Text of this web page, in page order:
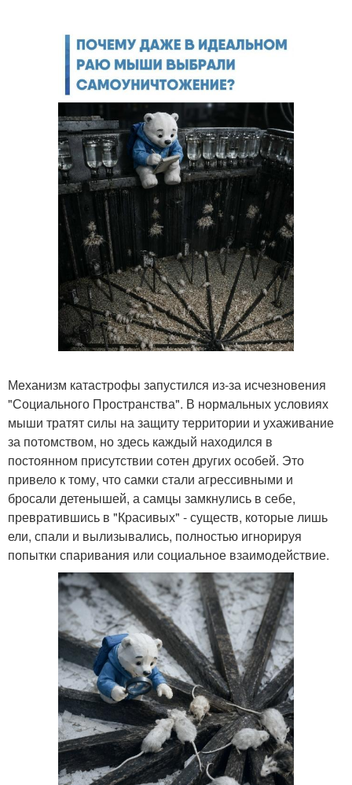
Механизм катастрофы запустился из-за исчезновения
"Социального Пространства". В нормальных условиях
мыши тратят силы на защиту территории и ухаживание
за потомством, но здесь каждый находился в
постоянном присутствии сотен других особей. Это
привело к тому, что самки стали агрессивными и
бросали детенышей, а самцы замкнулись в себе,
превратившись в "Красивых" - существ, которые лишь
ели, спали и вылизывались, полностью игнорируя
попытки спаривания или социальное взаимодействие.